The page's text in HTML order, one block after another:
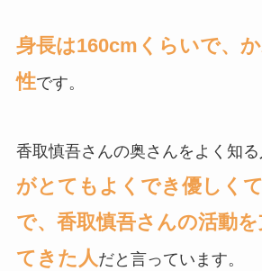
身長は160cmくらいで、
性です。
香取慎吾さんの奥さんをよく知る
がとてもよくでき優しく
で、香取慎吾さんの活動
てきた人だと言っています。